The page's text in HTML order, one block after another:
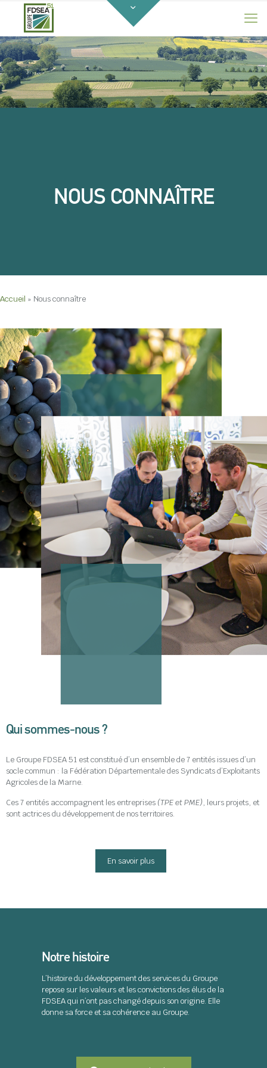
NOUS CONNAÎTRE
Accueil » Nous connaître
Qui sommes-nous ?
Le Groupe FDSEA 51 est constitué d’un ensemble de 7 entités issues d’un
socle commun : la Fédération Départementale des Syndicats d’Exploitants
Agricoles de la Marne.
Ces 7 entités accompagnent les entreprises (TPE et PME), leurs projets, et
sont actrices du développement de nos territoires.
En savoir plus
Notre histoire
L’histoire du développement des services du Groupe
repose sur les valeurs et les convictions des élus de la
FDSEA qui n’ont pas changé depuis son origine. Elle
donne sa force et sa cohérence au Groupe.